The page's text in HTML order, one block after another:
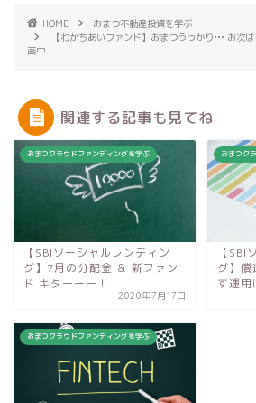
HOME
おまつ不動産投資を学ぶ
【わかちあいファンド】おまつうっかり••• お次
画中！
関連する記事も見てね
おまつクラウドファンディングを学ぶ
【SBIソーシャルレンディン
グ】7月の分配金 ＆ 新ファン
ド キターーー！！
2020年7月17日
おまつク
【SBI
グ】
す運用
おまつクラウドファンディングを学ぶ